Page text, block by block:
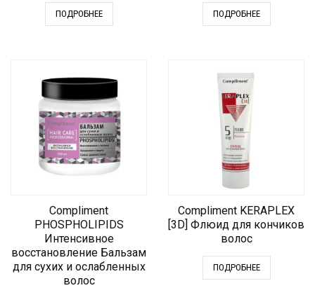
ПОДРОБНЕЕ ПОДРОБНЕЕ
Compliment
PHOSPHOLIPIDS
Интенсивное
восстановление Бальзам
для сухих и ослабленных
волос
Compliment KERAPLEX
[3D] Флюид для кончиков
волос
ПОДРОБНЕЕ